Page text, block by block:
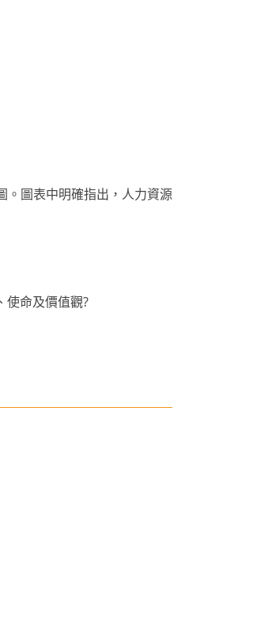
。圖表中明確指出，人力資源
使命及價值觀?